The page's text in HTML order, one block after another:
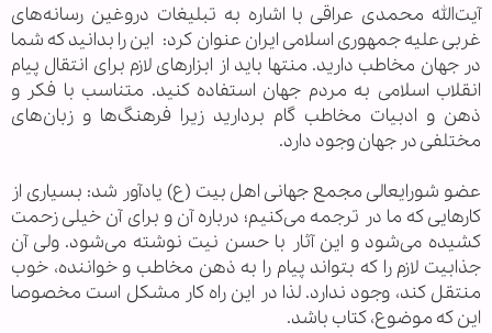
آیت‌الله محمدی عراقی با اشاره به تبلیغات دروغین رسانه‌های
غربی علیه جمهوری اسلامی ایران عنوان کرد: این را بدانید که شما
در جهان مخاطب دارید. منتها باید از ابزارهای لازم برای انتقال پیام
انقلاب اسلامی به مردم جهان استفاده کنید. متناسب با فکر و
ذهن و ادبیات مخاطب گام بردارید زیرا فرهنگ‌ها و زبان‌های
مختلفی در جهان وجود دارد.
عضو شورايعالی مجمع جهانی اهل بيت (ع) یادآور شد: بسیاری از
کارهایی که ما در ترجمه می‌کنیم؛ درباره آن و برای آن خیلی زحمت
کشیده می‌شود و این آثار با حسن نیت نوشته می‌شود. ولی آن
جذابیت لازم را که بتواند پیام را به ذهن مخاطب و خواننده، خوب
منتقل کند، وجود ندارد. لذا در این راه کار مشکل است مخصوصا
این که موضوع، کتاب باشد.